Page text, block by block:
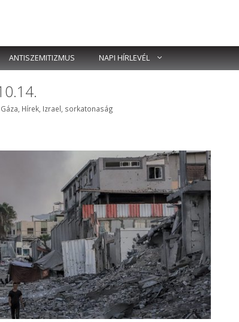
ANTISZEMITIZMUS NAPI HÍRLEVÉL
Gáza Hírek Izrael sorkatonaság